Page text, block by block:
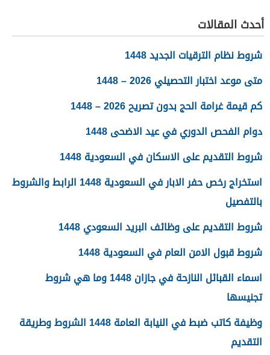
أحدث المقالات
شروط نظام الترقيات الجديد 1448
متى موعد اختبار التحصيلي 2026 – 1448
كم قيمة غرامة الحج بدون تصريح 2026 – 1448
دوام الفحص الدوري في عيد الاضحى 1448
شروط التقديم على الاسكان في السعودية 1448
استخراج رخص حفر الابار في السعودية 1448 الرابط والشروط
بالتفصيل
شروط التقديم على وظائف البريد السعودي 1448
شروط قبول الامن العام في السعودية 1448
اسماء القبائل النازحة في جازان 1448 وما هي شروط
تجنيسها
وظيفة كاتب ضبط في النيابة العامة 1448 الشروط وطريقة
التقديم